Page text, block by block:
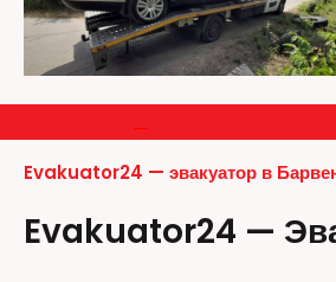
—
Evakuator24 — эвакуатор в
Evakuator24 —